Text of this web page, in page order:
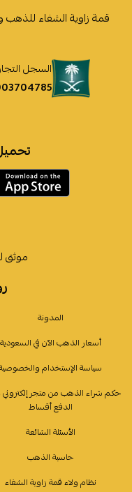
المدونة
أسعار الذهب الآن في السعودية
سياسة الإستخدام
حكم شراء الذهب من متجر
الدفع أقساط
الأسئلة الشائعة
حاسبة الذهب
نظام ولاء قمة زاوية الشفاء
قمة زاوية الشفاء للذهب
السجل
موثق